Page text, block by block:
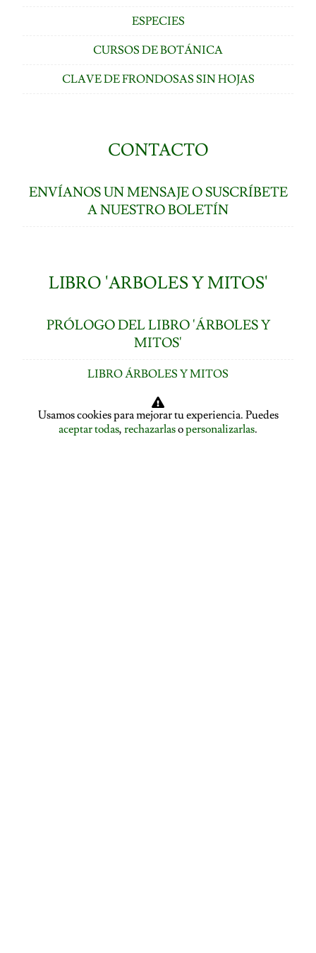
ESPECIES
CURSOS DE BOTÁNICA
CLAVE DE FRONDOSAS SIN HOJAS
CONTACTO
ENVÍANOS UN MENSAJE O SUSCRÍBETE
A NUESTRO BOLETÍN
LIBRO 'ARBOLES Y MITOS'
PRÓLOGO DEL LIBRO 'ÁRBOLES Y
MITOS'
LIBRO ÁRBOLES Y MITOS
ÍNDICE DE CAPÍTULOS
LOS ÁRBOLES HABLAN: ASAMBLEA ARBÓREA
Usamos cookies para mejorar tu experiencia. Puedes
aceptar todas, rechazarlasopersonalizarlas.